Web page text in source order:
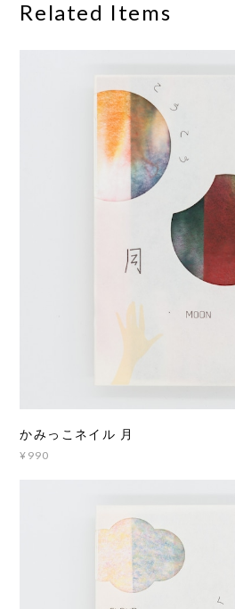
Related Items
かみっこネイル 月
¥990